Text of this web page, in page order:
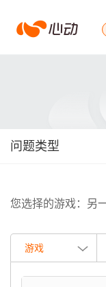
心搜索结果
问题类型
您选择的游戏：另
游戏